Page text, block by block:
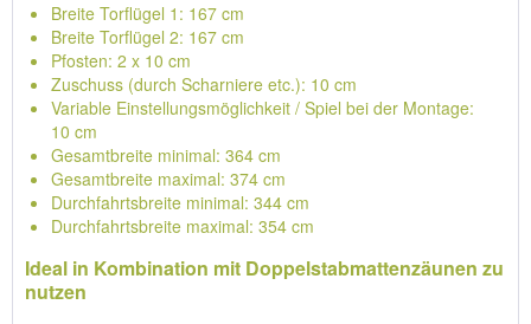
Breite Torflügel 1: 167 cm
Breite Torflügel 2: 167 cm
Pfosten: 2 x 10 cm
Zuschuss (durch Scharniere etc.): 10 cm
Variable Einstellungsmöglichkeit / Spiel bei der Montage:
10 cm
Gesamtbreite minimal: 364 cm
Gesamtbreite maximal: 374 cm
Durchfahrtsbreite minimal: 344 cm
Durchfahrtsbreite maximal: 354 cm
Ideal in Kombination mit Doppelstabmattenzäunen zu
nutzen